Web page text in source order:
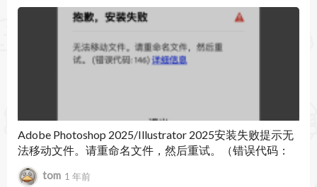
时，会提示用户申请新的免费序列号以确保未来兼
Adobe Photoshop 2025/Illustrator 2025安装失败提示无
法移动文件。请重命名文件，然后重试。（错误代码：
146）
tom 1 年前